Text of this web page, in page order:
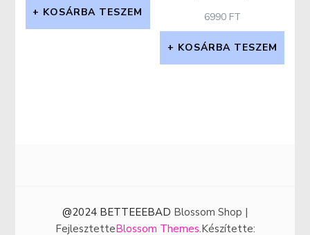
KOSÁRBA TESZEM
6990 FT
KOSÁRBA TESZEM
@2024 BETTEEEBAD Blossom Shop |
FejlesztetteBlossom Themes.Készítette: